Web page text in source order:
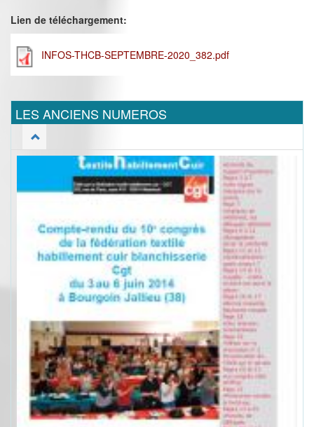
Lien de téléchargement:
INFOS-THCB-SEPTEMBRE-2020_382.pdf
LES ANCIENS NUMEROS